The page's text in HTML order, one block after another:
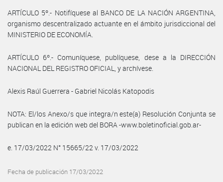
ARTÍCULO 5º.- Notifíquese al BANCO DE LA NACIÓN ARGENTINA,
organismo descentralizado actuante en el ámbito jurisdiccional del
MINISTERIO DE ECONOMÍA.
ARTÍCULO 6º.- Comuníquese, publíquese, dese a la DIRECCIÓN
NACIONAL DEL REGISTRO OFICIAL, y archívese.
Alexis Raúl Guerrera - Gabriel Nicolás Katopodis
NOTA: El/los Anexo/s que integra/n este(a) Resolución Conjunta se
publican en la edición web del BORA -www.boletinoficial.gob.ar-
e. 17/03/2022 N° 15665/22 v. 17/03/2022
Fecha de publicación 17/03/2022